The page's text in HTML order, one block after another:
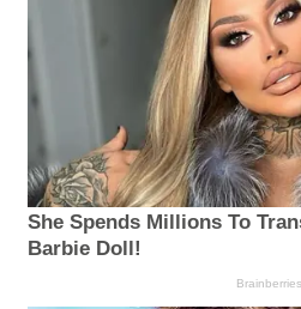
She Spends Millions To
Barbie Doll!
Brainberries